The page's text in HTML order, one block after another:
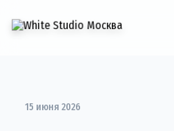
15 июня 2026